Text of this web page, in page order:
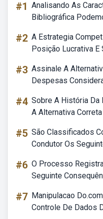
#1 Analisando As
Bibliográfica
#2 A Estrategia
Posição Lucrativa E
#3 Assinale A
Despesas
#4 Sobre A História
A Alternativa Correta
#5 São Classificados
Condutor Os
#6 O Processo
Seguinte
#7 Manipulacao
Controle De Dados